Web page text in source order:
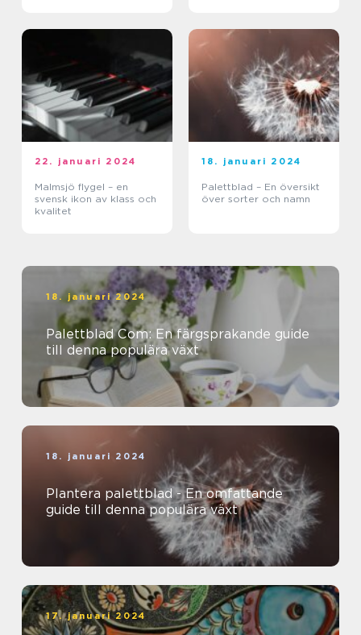
22. januari 2024
Malmsjö flygel – en
svensk ikon av klass och
kvalitet
18. januari 2024
Palettblad – En översikt
över sorter och namn
18. januari 2024
Palettblad Com: En färgsprakande guide
till denna populära växt
18. januari 2024
Plantera palettblad - En omfattande
guide till denna populära växt
17. januari 2024